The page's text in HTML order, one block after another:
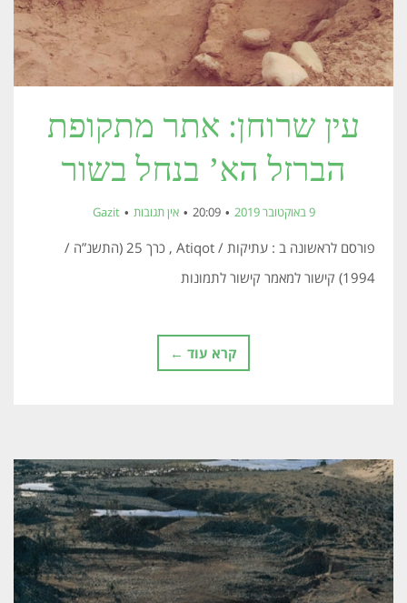
עין שרוחן: אתר מתקופת
הברזל הא’ בנחל בשור
9 באוקטובר 2019 20:09 אין תגובות Gazit
פורסם לראשונה ב : עתיקות / Atiqot , כרך 25 (התשנ”ה /
1994) קישור למאמר קישור לתמונות
קרא עוד ←